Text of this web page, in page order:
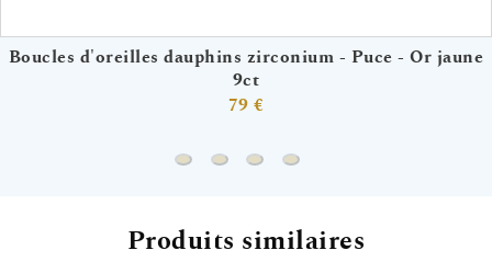
Boucles d'oreilles dauphins zirconium - Puce - Or jaune
9ct
79 €
Produits similaires